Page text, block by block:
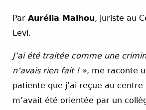
Par Aurélia Malhou, juriste au
Levi.
J’ai été traitée comme une
n’avais rien fait ! », me raconte
patiente que j’ai reçue au centre
m’avait été orientée par un